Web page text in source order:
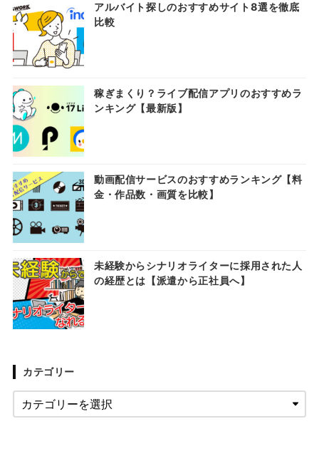
アルバイト探しのおすすめサイト8選を徹底
比較
稼ぎまくり？ライブ配信アプリのおすすめラ
ンキング【最新版】
動画配信サービスのおすすめランキング【料
金・作品数・画質を比較】
未経験からシナリオライターに採用された人
の経歴とは【派遣から正社員へ】
カテゴリー